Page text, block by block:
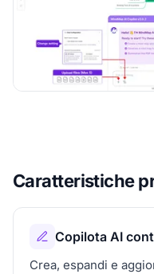
Caratteristiche
Copilota AI
Crea, espandi e